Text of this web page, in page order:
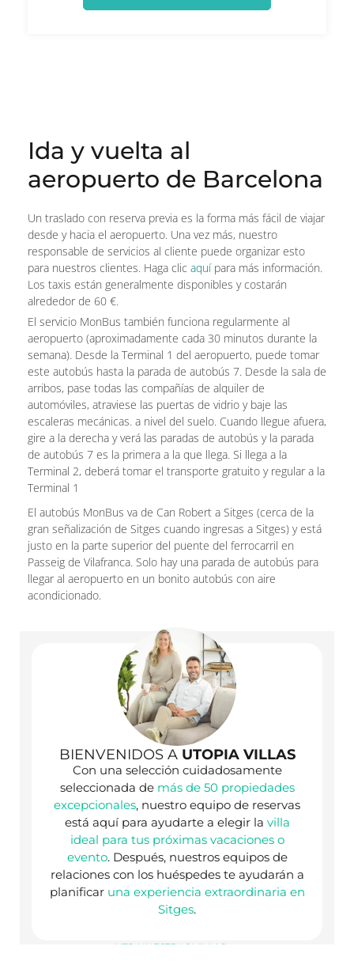
Ida y vuelta al
aeropuerto de Barcelona
Un traslado con reserva previa es la forma más fácil de viajar
desde y hacia el aeropuerto. Una vez más, nuestro
responsable de servicios al cliente puede organizar esto
para nuestros clientes. Haga clic aquípara más información.
Los taxis están generalmente disponibles y costarán
alrededor de 60 €.
El servicio MonBus también funciona regularmente al
aeropuerto (aproximadamente cada 30 minutos durante la
semana). Desde la Terminal 1 del aeropuerto, puede tomar
este autobús hasta la parada de autobús 7. Desde la sala de
arribos, pase todas las compañías de alquiler de
automóviles, atraviese las puertas de vidrio y baje las
escaleras mecánicas. a nivel del suelo. Cuando llegue afuera,
gire a la derecha y verá las paradas de autobús y la parada
de autobús 7 es la primera a la que llega. Si llega a la
Terminal 2, deberá tomar el transporte gratuito y regular a la
Terminal 1
El autobús MonBus va de Can Robert a Sitges (cerca de la
gran señalización de Sitges cuando ingresas a Sitges) y está
justo en la parte superior del puente del ferrocarril en
Passeig de Vilafranca. Solo hay una parada de autobús para
llegar al aeropuerto en un bonito autobús con aire
acondicionado.
BIENVENIDOS A UTOPIA VILLAS
Con una selección cuidadosamente
seleccionada de más de 50 propiedades
excepcionales, nuestro equipo de reservas
está aquí para ayudarte a elegir la villa
ideal para tus próximas vacaciones o
evento. Después, nuestros equipos de
relaciones con los huéspedes te ayudarán a
planificar una experiencia extraordinaria en
Sitges.
VER NUESTRAS VILLAS >>